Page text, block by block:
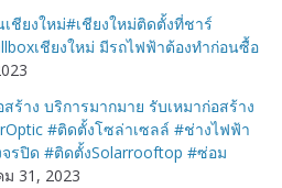
ชียงใหม่#เชียงใหม่ติดตั้งที่ชาร์
เชียงใหม่ มีรถไฟฟ้าต้องทำก่อนซื้อ
ร้าง บริการมากมาย รับเหมาก่อสร้าง
#ติดตั้งโซล่าเซลล์ #ช่างไฟฟ้า
รปิด #ติดตั้งSolarrooftop #ซ่อม
31, 2023